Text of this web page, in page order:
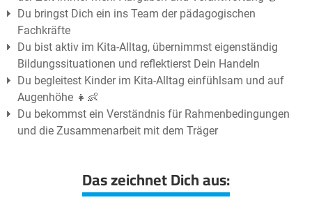
Du bringst Dich ein ins Team der pädagogischen
Fachkräfte
Du bist aktiv im Kita-Alltag, übernimmst eigenständig
Bildungssituationen und reflektierst Dein Handeln
Du begleitest Kinder im Kita-Alltag einfühlsam und auf
Augenhöhe 👧👶
Du bekommst ein Verständnis für Rahmenbedingungen
und die Zusammenarbeit mit dem Träger
Das zeichnet Dich aus: